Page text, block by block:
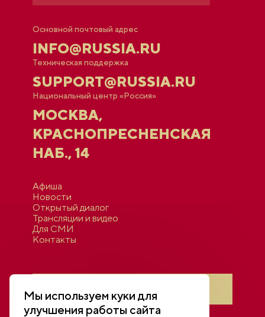
Основной почтовый адрес
INFO@RUSSIA.RU
Техническая поддержка
SUPPORT@RUSSIA.RU
Национальный центр «Россия»
МОСКВА,
КРАСНОПРЕСНЕНСКАЯ
НАБ., 14
Афиша
Новости
Открытый диалог
Трансляции и видео
Для СМИ
Контакты
Мы используем куки для
улучшения работы сайта